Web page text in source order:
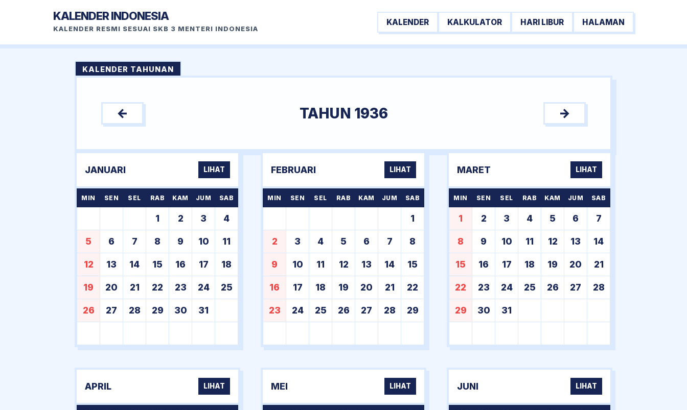
KALENDER INDONESIA
KALENDER RESMI SESUAI SKB 3 MENTERI INDONESIA
KALENDER KALKULATOR HARI LIBUR HALAMAN
KALENDER TAHUNAN
← TAHUN 1936 →
JANUARI LIHAT
MIN SEN SEL RAB KAM JUM SAB
1 2 3 4
5 6 7 8 9 10 11
12 13 14 15 16 17 18
19 20 21 22 23 24 25
26 27 28 29 30 31
FEBRUARI LIHAT
MIN SEN SEL RAB KAM JUM SAB
1
2 3 4 5 6 7 8
9 10 11 12 13 14 15
16 17 18 19 20 21 22
23 24 25 26 27 28 29
MARET LIHAT
MIN SEN SEL RAB KAM JUM SAB
1 2 3 4 5 6 7
8 9 10 11 12 13 14
15 16 17 18 19 20 21
22 23 24 25 26 27 28
29 30 31
APRIL LIHAT MEI LIHAT JUNI LIHAT